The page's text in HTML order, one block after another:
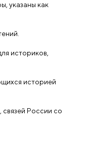
указаны как
историков,
историей
России со